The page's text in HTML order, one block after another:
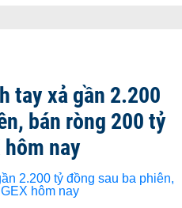
tay xả gần 2.200
bán ròng 200 tỷ
hôm nay